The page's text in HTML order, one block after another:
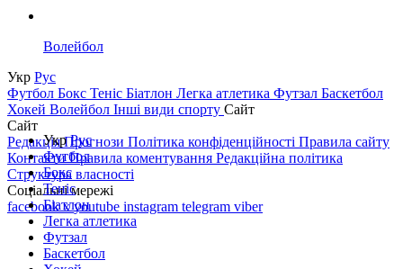
Волейбол
Укр Рус
Футбол Бокс Теніс Біатлон Легка атлетика Футзал Баскетбол
Хокей Волейбол Інші види спорту Сайт
Сайт
РедакціяПрогнози Політика конфіденційності Правила сайту
КонтактиПравила коментування Редакційна політика
Структура власності
Соціальні мережі
facebookxyoutube instagram telegram viber
УкрРус
Футбол
Бокс
Теніс
Біатлон
Легка атлетика
Футзал
Баскетбол